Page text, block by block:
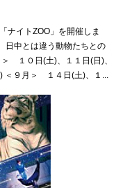
ナイトZOO」を開催しま
日中とは違う動物たちとの
１０日(土)、１１日(日)、
＜９月＞ １４日(土)、１...